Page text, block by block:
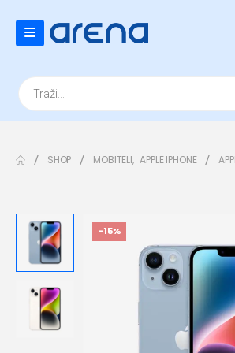
Products
search
SHOP MOBITELI, APPLE IPHONE
-15%